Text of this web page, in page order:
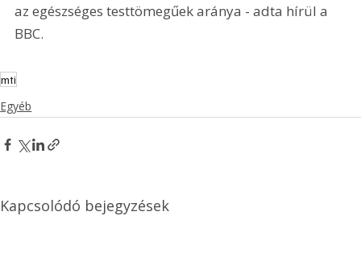
az egészséges testtömegűek aránya - adta hírül a
BBC.
mti
Egyéb
Kapcsolódó bejegyzések